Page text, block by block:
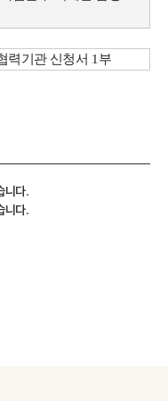
력기관 신청서 1 부
니다.
니다.